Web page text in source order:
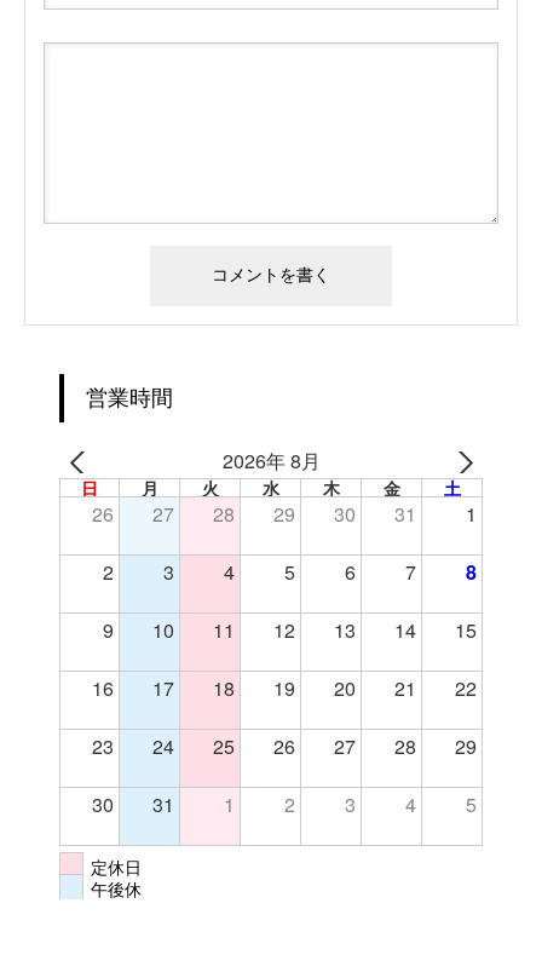
営業時間
2026年 8月
日 月 火 水 木 金 土
26 27 28 29 30 31 1
2 3 4 5 6 7 8
9 10 11 12 13 14 15
16 17 18 19 20 21 22
23 24 25 26 27 28 29
30 31 1 2 3 4 5
定休日
午後休